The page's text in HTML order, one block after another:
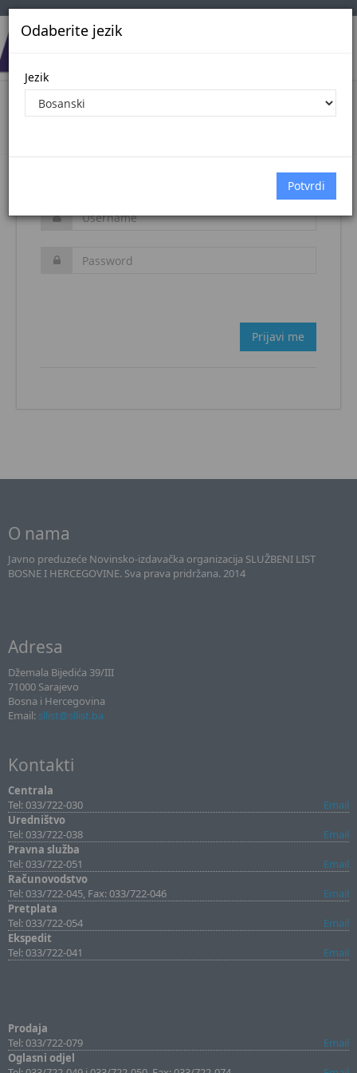
Odaberite jezik
Jezik
Login
Prijavi me
O nama
Javno preduzeće Novinsko-izdavačka organizacija SLUŽBENI LIST
BOSNE I HERCEGOVINE. Sva prava pridržana. 2014
Adresa
Džemala Bijedića 39/III
71000 Sarajevo
Bosna i Hercegovina
Email: sllist@sllist.ba
Kontakti
Centrala
Tel: 033/722-030
Email
Uredništvo
Tel: 033/722-038
Email
Pravna služba
Tel: 033/722-051
Email
Računovodstvo
Tel: 033/722-045, Fax: 033/722-046
Email
Pretplata
Tel: 033/722-054
Email
Ekspedit
Tel: 033/722-041
Email
Prodaja
Tel: 033/722-079
Email
Oglasni odjel